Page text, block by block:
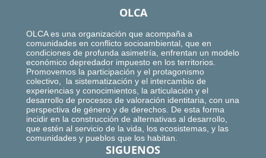
OLCA
OLCA es una organización que acompaña a
comunidades en conflicto socioambiental, que en
condiciones de profunda asimetría, enfrentan un modelo
económico depredador impuesto en los territorios.
Promovemos la participación y el protagonismo
colectivo, la sistematización y el intercambio de
experiencias y conocimientos, la articulación y el
desarrollo de procesos de valoración identitaria, con una
perspectiva de género y de derechos. De esta forma
incidir en la construcción de alternativas al desarrollo,
que estén al servicio de la vida, los ecosistemas, y las
comunidades y pueblos que los habitan.
SIGUENOS